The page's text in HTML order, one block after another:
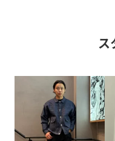
またご家庭での洗濯は
※「(R)」のみが表記さ
が含まれるレッドタブ
不良品ではございませ
ん。また、タブの種類
了承くださいませ。
ス